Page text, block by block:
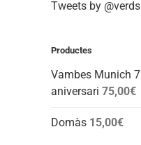
Tweets by @verds
Productes
Vambes Munich
aniversari 75,00€
Domàs 15,00€